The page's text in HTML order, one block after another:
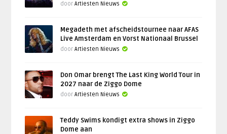
doorArtiesten Nieuws
Megadeth met afscheidstournee naar AFAS
Live Amsterdam en Vorst Nationaal Brussel
doorArtiesten Nieuws
Don Omar brengt The Last King World Tour in
2027 naar de Ziggo Dome
doorArtiesten Nieuws
Teddy Swims kondigt extra shows in Ziggo
Dome aan